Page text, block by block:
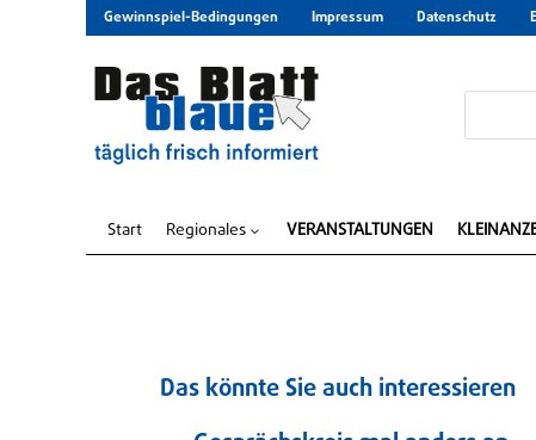
Gewinnspiel-Bedingungen Impressum Datenschutz
Start Regionales 3 VERANSTALTUNGEN
Das könnte Sie auch interessieren